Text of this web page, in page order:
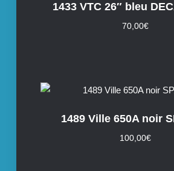
1433 VTC 26″ bleu
70,00€
1489 Ville 650A noir
100,00€